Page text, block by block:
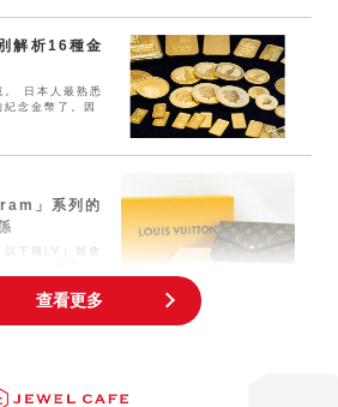
解析16種金
。 日本人最熟悉
念金幣了。因
」系列的
下稱LV）就會
查看更多